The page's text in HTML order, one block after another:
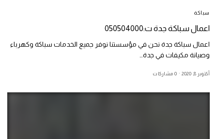
سباكة
اعمال سباكة جدة ت:050504000
اعمال سباكة جدة نحن في مؤسستنا نوفر جميع الخدمات سباكة وكھرباء
وصيانة مكيفات في جدة…
أكتوبر 8, 2020 0 مشاركات